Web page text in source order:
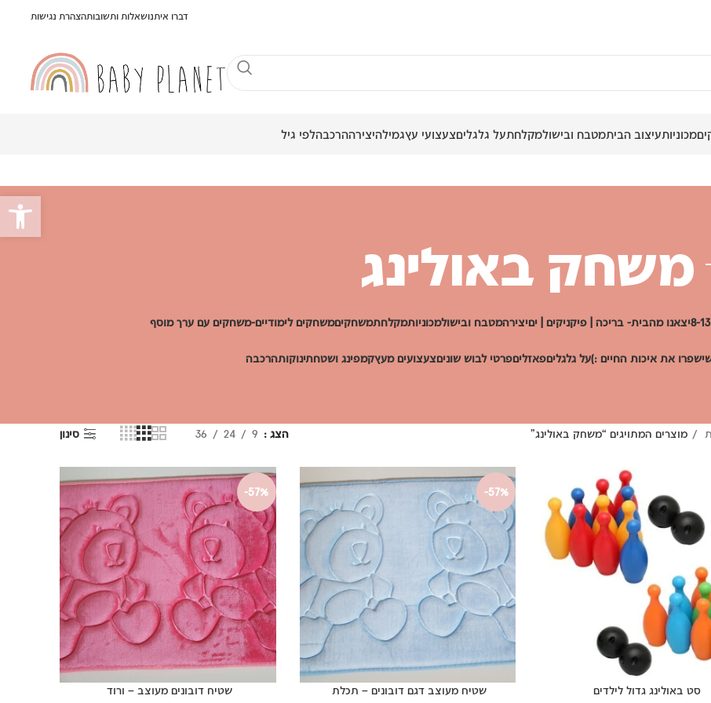
דברו איתנושאלות ותשובותהצהרת נגישות
מכוניותעיצוב הביתמטבח ובישולמקלחתעל גלגליםצעצועי עץגמילהיצירההרכבהלפי גיל
משחק באולינג
יצאנו מהבית- בריכה | פיקניקים | יםיצירהמטבח ובישולמכוניותמקלחתמשחקיםמשחקים לימודיים-משחקים עם ערך מוסף
את איכות החיים :)על גלגליםפאזליםפרטי לבוש שוניםצעצועים מעץקמפינג ושטחתינוקותהרכבה
מוצרים המתויגים “משחק באולינג” הצג 9
24
36 סינון
סט באולינג גדול לילדים
-57%
שטיח מעוצב דגם דובונים – תכלת
-57%
שטיח דובונים מעוצב – ורוד
פתח